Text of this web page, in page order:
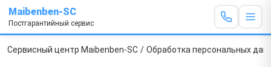
Maibenben-SC
Постгарантийный сервис
Сервисный центр Maibenben-SC / Обработка персональных